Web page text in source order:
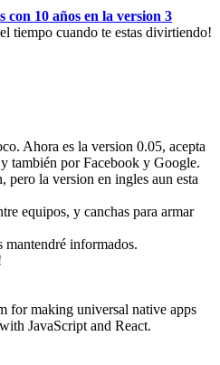
con 10 años en la version 3
tiempo cuando te estas divirtiendo!
Ahora es la version 0.05, acepta
también por Facebook y Google.
pero la version en ingles aun esta
equipos, y canchas para armar
mantendré informados.
for making universal native apps
JavaScript and React.